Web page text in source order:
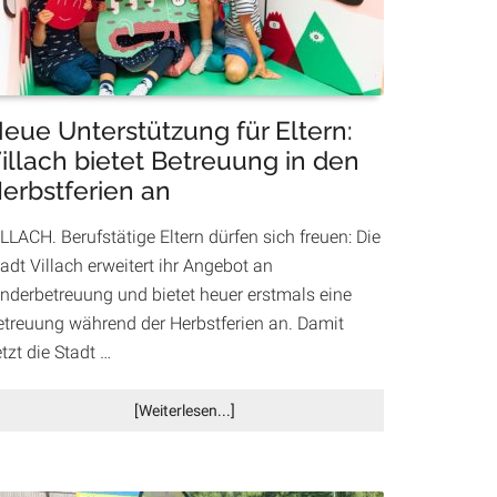
Innenstadt
Unterstützung für Eltern:
bietet Betreuung in den
an
Berufstätige Eltern dürfen sich freuen: Die
Villach erweitert ihr Angebot an
und bietet heuer erstmals eine
während der Herbstferien an. Damit
die Stadt …
[Weiterlesen...]Infos